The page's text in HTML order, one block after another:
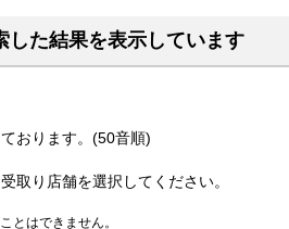
した結果を表示しています
おります。(50音順)
取り店舗を選択してください。
とはできません。